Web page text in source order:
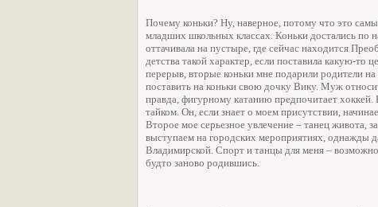
Почему коньки? Ну, наверное, потому что это
младших школьных классах. Коньки достались по
оттачивала на пустыре, где сейчас находится
детства такой характер, если поставила какую-то
перерыв, вторые коньки мне подарили родители
поставить на коньки свою дочку Вику. Муж
правда, фигурному катанию предпочитает
тайком. Он, если знает о моем присутствии,
Второе мое серьезное увлечение – танец живота,
выступаем на городских мероприятиях, однажды
Владимирской. Спорт и танцы для меня –
будто заново родившись.